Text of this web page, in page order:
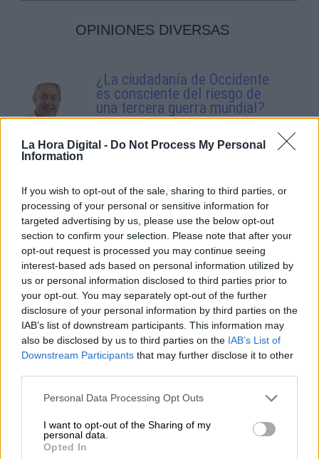
La Hora Digital - Do Not Process My Personal
Information
If you wish to opt-out of the sale, sharing to third parties, or
processing of your personal or sensitive information for
targeted advertising by us, please use the below opt-out
section to confirm your selection. Please note that after your
opt-out request is processed you may continue seeing
interest-based ads based on personal information utilized by
us or personal information disclosed to third parties prior to
your opt-out. You may separately opt-out of the further
disclosure of your personal information by third parties on the
IAB’s list of downstream participants. This information may
also be disclosed by us to third parties on the IAB’s List of
Downstream Participants that may further disclose it to other
Personal Data Processing Opt Outs
I want to opt-out of the Sharing of my
personal data.
Opted In
OPINIONES DIVERSAS
¿La ciudadanía de Occidente
es consciente del riesgo de
una tercera guerra mundial?
Geopolítica de Crisis
Por María Comesaña
Votantes y votados
Por Juan Manuel Beltrán
El Conflicto de Oriente Medio:
Un Nuevo Orden Autoritario
en Construcción
Por Álvaro Frutos Rosado y Gabinete
Geopolítica de Crisis
Reconquista leonesa
Clara Campoamor: Mi sueño,